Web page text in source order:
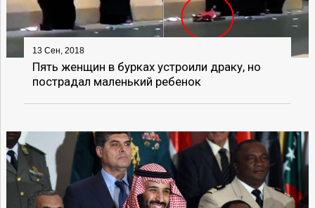
13 Сен, 2018
Пять женщин в бурках устроили драку, но
пострадал маленький ребенок